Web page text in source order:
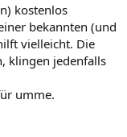
kostenlos
bekannten (und
vielleicht. Die
klingen jedenfalls
umme.